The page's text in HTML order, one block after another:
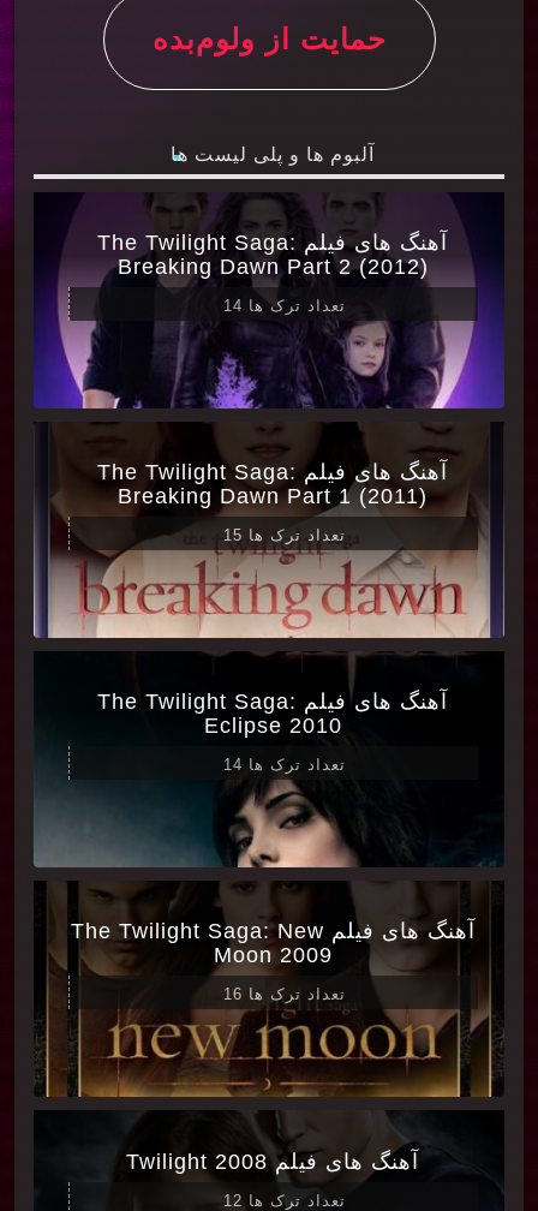
حمایت از ولوم‌بده
آلبوم ها و پلی لیست ها
آهنگ های فیلم The Twilight Saga:
Breaking Dawn Part 2 (2012)
تعداد ترک ها 14
آهنگ های فیلم The Twilight Saga:
Breaking Dawn Part 1 (2011)
تعداد ترک ها 15
آهنگ های فیلم The Twilight Saga:
Eclipse 2010
تعداد ترک ها 14
آهنگ های فیلم The Twilight Saga: New
Moon 2009
تعداد ترک ها 16
آهنگ های فیلم Twilight 2008
تعداد ترک ها 12